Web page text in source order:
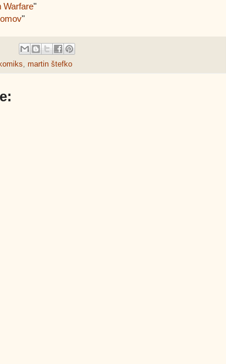
Warfare"
"
komiks, martin štefko